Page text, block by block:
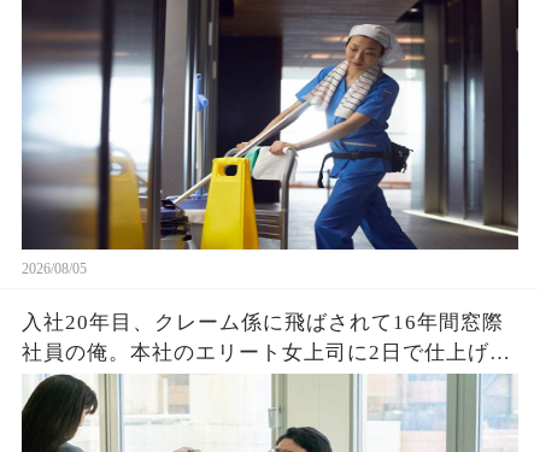
「ずっと探してました」「え？」
2026/08/05
入社20年目、クレーム係に飛ばされて16年間窓際
社員の俺。本社のエリート女上司に2日で仕上げた
資料を渡すと「あなたがなぜ平社員なの？」→そ
の後、まさかの展開に営業部長の顔が真っ青に…